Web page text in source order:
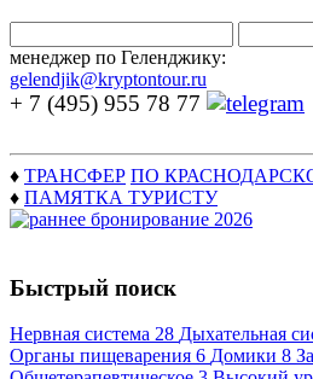
менеджер по Геленджику:
gelendjik@kryptontour.ru
+ 7 (495) 955 78 77
♦ ТРАНСФЕР ПО
♦ ПАМЯТКА ТУРИСТУ
Быстрый поиск
Нервная система 28 Дыхательная
Органы пищеварения 6 Домики 8